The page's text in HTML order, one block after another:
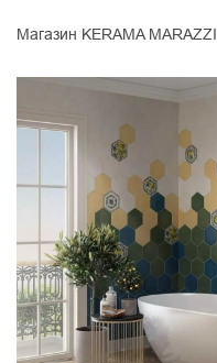
Магазин KERAMA MARAZZI